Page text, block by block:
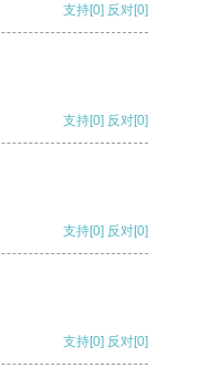
支持[0] 反对[0]
支持[0] 反对[0]
支持[0] 反对[0]
支持[0] 反对[0]